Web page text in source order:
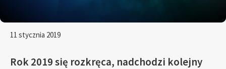
11 stycznia 2019
Rok 2019 się rozkręca, nadchodzi kolejny